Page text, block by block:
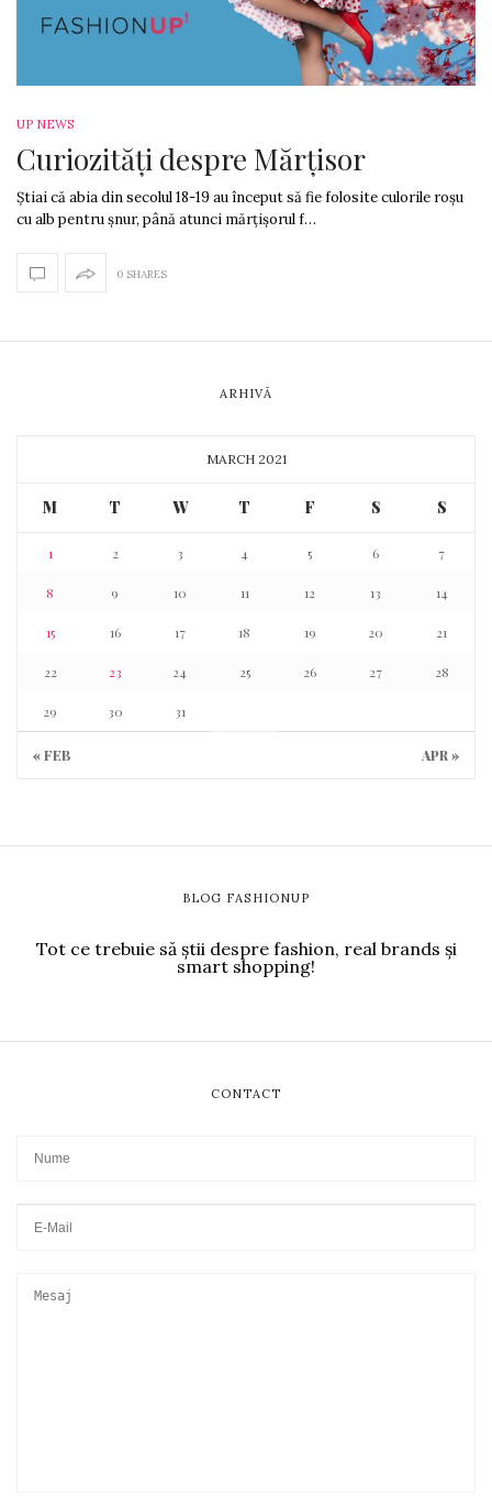
UP NEWS
Curiozități despre Mărțisor
Știai că abia din secolul 18-19 au început să fie folosite culorile roșu
cu alb pentru șnur, până atunci mărțișorul f…
0 SHARES
ARHIVĂ
MARCH 2021
M T W T F S S
« FEB APR »
1 2 3 4 5 6 7
8 9 10 11 12 13 14
15 16 17 18 19 20 21
22 23 24 25 26 27 28
29 30 31
BLOG FASHIONUP
Tot ce trebuie să știi despre fashion, real brands și
smart shopping!
CONTACT